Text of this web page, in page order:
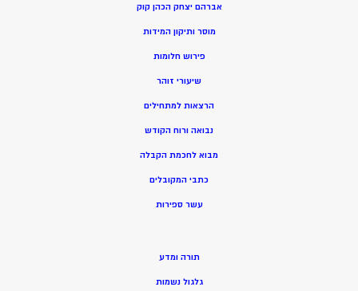
אברהם יצחק הכהן קוק
מוסר ותיקון המידות
פירוש חלומות
שיעורי זוהר
הרצאות למתחילים
נבואה ורוח הקודש
מבוא לחכמת הקבלה
כתבי המקובלים
עשר ספירות
תורה ומדע
גלגול נשמות